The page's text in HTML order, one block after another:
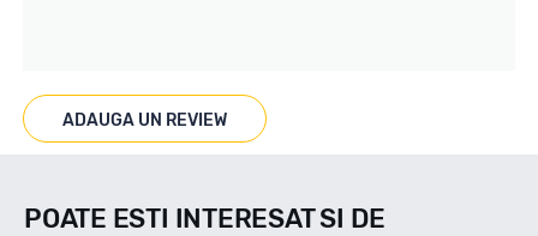
Marcat M+S
ADAUGA UN REVIEW
POATE ESTI INTERESAT SI DE